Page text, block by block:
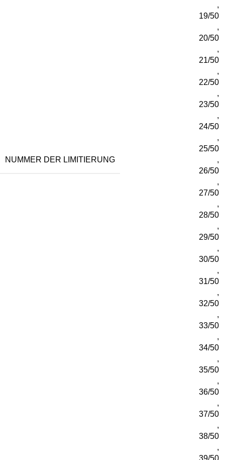
NUMMER DER LIMITIERUNG
,
19/50
,
20/50
,
21/50
,
22/50
,
23/50
,
24/50
,
25/50
,
26/50
,
27/50
,
28/50
,
29/50
,
30/50
,
31/50
,
32/50
,
33/50
,
34/50
,
35/50
,
36/50
,
37/50
,
38/50
,